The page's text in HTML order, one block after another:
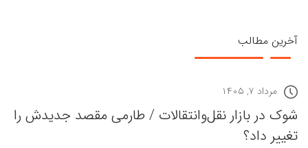
آخرین مطالب
مرداد ۷, ۱۴۰۵
شوک در بازار نقل‌وانتقالات / طارمی مقصد جدیدش را
تغییر داد؟